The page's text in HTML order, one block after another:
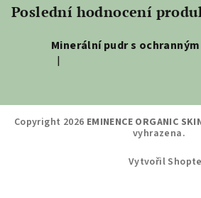
Poslední hodnocení
Hodnocení produktu je 5 z 5
|
Copyright 2026 EMINENCE ORGANIC
vyhrazena.
Vytvořil